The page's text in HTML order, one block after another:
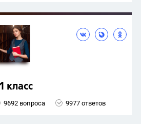
класс
9692 вопроса 9977 ответов